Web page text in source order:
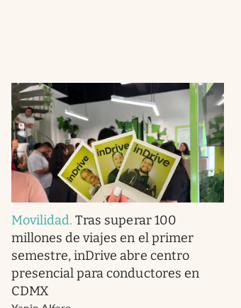
Movilidad.Tras superar 100
millones de viajes en el primer
semestre, inDrive abre centro
presencial para conductores en
CDMX